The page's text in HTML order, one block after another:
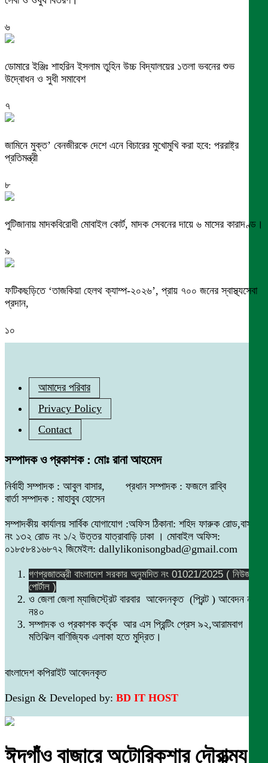
৬
ডোমারে ইঞ্জিঃ শাহরিন ইসলাম তুহিন উচ্চ বিদ্যালয়ের ১তলা ভবনের শুভ
উদ্বোধন ও সুধী সমাবেশ
৭
জামিনে মুক্ত’ বেনজীরকে দেশে এনে বিচারের মুখোমুখি করা হবে: পররাষ্ট্র
প্রতিমন্ত্রী
৮
পুটিজানায় মাদকবিরোধী মোবাইল কোর্ট, মাদক সেবনের দায়ে ৬ মাসের কারাদণ্ড।
৯
ফটিকছড়িতে ‘তাজকিয়া হেলথ ক্যাম্প-২০২৬’, প্রায় ৭০০ জনের স্বাস্থ্যসেবা
প্রদান,
১০
আমাদের পরিবার
Privacy Policy
Contact
সম্পাদক ও প্রকাশক : মোঃ রানা আহমেদ
নির্বাহী সম্পাদক : আবুল বাসার, প্রধান সম্পাদক : ফজলে রাব্বি
বার্তা সম্পাদক : মাহাবুব হোসেন
সম্পাদকীয় কার্যালয় সার্বিক যোগাযোগ :অফিস ঠিকানা: শহিদ ফারুক রোড,বাসা
নং ১৩২ রোড নং ১/২ উত্তর যাত্রাবাড়ি ঢাকা । মোবাইল অফিস:
০১৮৫৮৪১৬৮৭২ জিমেইল: dallylikonisongbad@gmail.com
গণপ্রজাতন্ত্রী বাংলাদেশ সরকার অনুমদিত নং 01021/2025 ( নিউজ
পোর্টাল )
ও জেলা জেলা ম্যাজিস্ট্রেট বারবার আবেদনকৃত (প্রিন্ট ) আবেদন নং
ন৪০
সম্পাদক ও প্রকাশক কর্তৃক আর এস প্রিন্টিং প্রেস ৯২,আরামবাগ
মতিঝিল বাণিজ্যিক এলাকা হতে মুদ্রিত।
বাংলাদেশ কপিরাইট আবেদনকৃত
Design & Developed by: BD IT HOST
ঈদগাঁও বাজারে অটোরিকশার দৌরাত্ম্য: